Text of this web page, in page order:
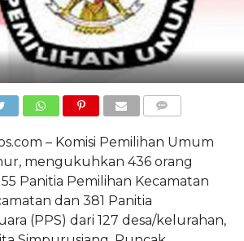
– Komisi Pemilihan Umum
mengukuhkan 436 orang
Panitia Pemilihan Kecamatan
dan 381 Panitia
(PPS) dari 127 desa/kelurahan,